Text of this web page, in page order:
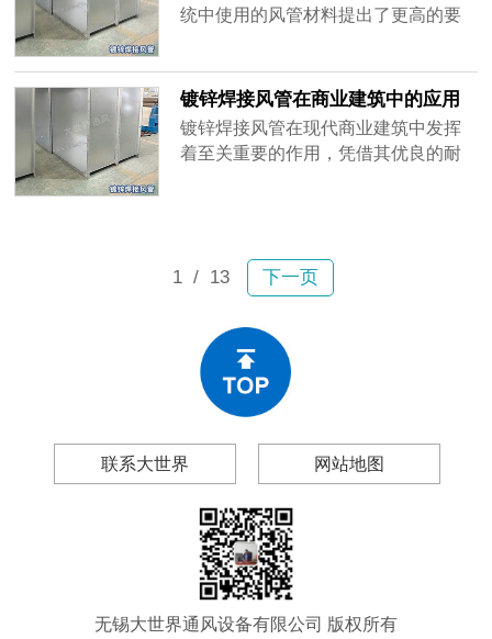
统中使用的风管材料提出了更高的要
镀锌焊接风管在商业建筑中的应用
实例有哪些？-[大世界]
镀锌焊接风管在现代商业建筑中发挥
着至关重要的作用，凭借其优良的耐
得到广泛应用。
1 / 13 下一页
联系大世界 网站地图
无锡大世界通风设备有限公司 版权所有